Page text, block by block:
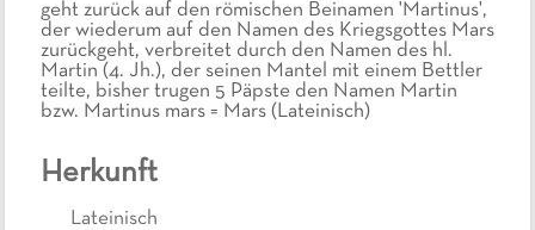
geht zurück auf den römischen Beinamen 'Martinus',
der wiederum auf den Namen des Kriegsgottes Mars
zurückgeht, verbreitet durch den Namen des hl.
Martin (4. Jh.), der seinen Mantel mit einem Bettler
teilte, bisher trugen 5 Päpste den Namen Martin
bzw. Martinus mars = Mars (Lateinisch)
Herkunft
Lateinisch